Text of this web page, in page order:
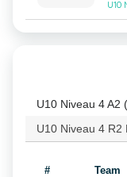
U10
U10 Niveau 4 A2
U10 Niveau 4 R2
# Team